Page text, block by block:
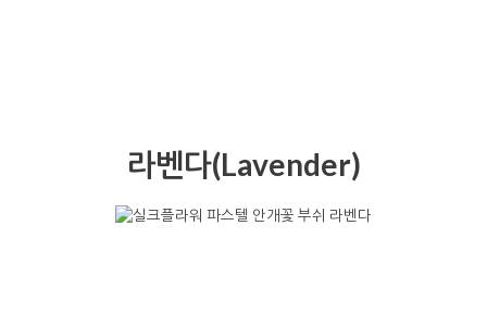
라벤다(Lavender)